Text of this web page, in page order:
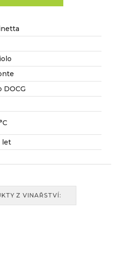
DOCG
let
Z VINAŘSTVÍ: